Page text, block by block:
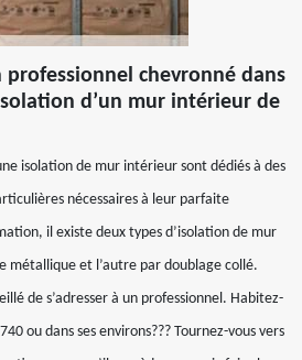
professionnel chevronné dans
d’un mur intérieur de
isolation de mur intérieur sont dédiés à des
nécessaires à leur parfaite
il existe deux types d’isolation de mur
métallique et l’autre par doublage collé.
de s’adresser à un professionnel. Habitez-
ou dans ses environs??? Tournez-vous vers